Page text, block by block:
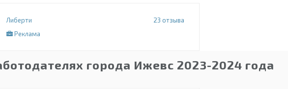
Либерти
Реклама
23 отзыва
города Ижевс 2023-2024 года